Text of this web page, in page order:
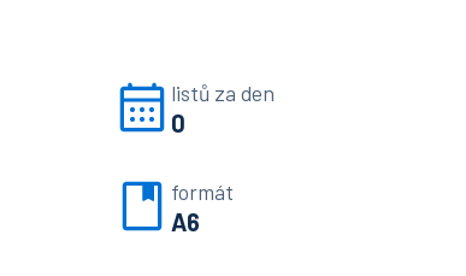
listů za den
0
formát
A6